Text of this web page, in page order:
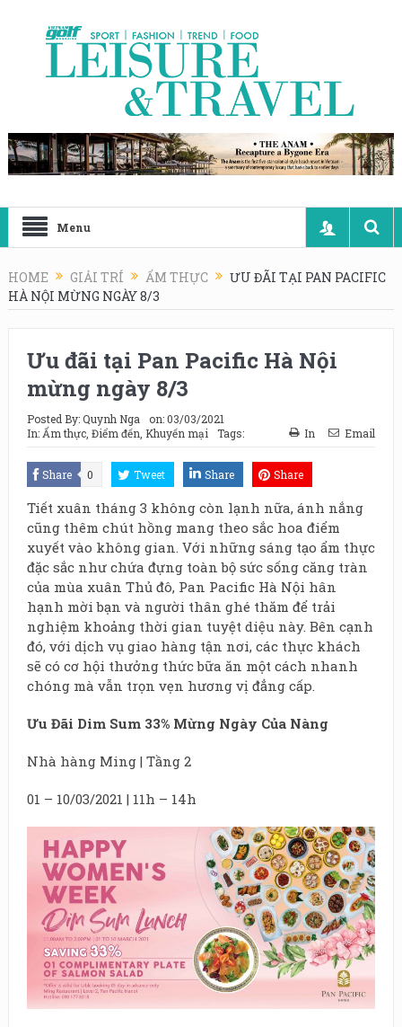
Menu
HOME GIẢI TRÍ ẨM THỰC
ƯU ĐÃI TẠI PAN PACIFIC
HÀ NỘI MỪNG NGÀY 8/3
Ưu đãi tại Pan Pacific Hà Nội
mừng ngày 8/3
Posted By:Quynh Nga on:03/03/2021
In: Ẩm thực, Điểm đến Khuyến mại Tags: In Email
Share 0 Tweet Share Share
Tiết xuân tháng 3 không còn lạnh nữa, ánh nắng
cũng thêm chút hồng mang theo sắc hoa điểm
xuyết vào không gian. Với những sáng tạo ẩm thực
đặc sắc như chứa đựng toàn bộ sức sống căng tràn
của mùa xuân Thủ đô, Pan Pacific Hà Nội hân
hạnh mời bạn và người thân ghé thăm để trải
nghiệm khoảng thời gian tuyệt diệu này. Bên cạnh
đó, với dịch vụ giao hàng tận nơi, các thực khách
sẽ có cơ hội thưởng thức bữa ăn một cách nhanh
chóng mà vẫn trọn vẹn hương vị đẳng cấp.
Ưu Đãi Dim Sum 33% Mừng Ngày Của Nàng
Nhà hàng Ming | Tầng 2
01 – 10/03/2021 | 11h – 14h